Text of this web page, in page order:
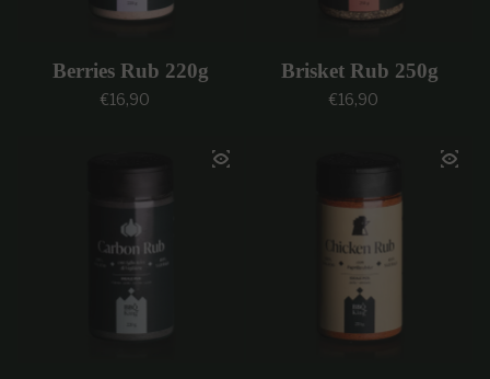
Berries Rub 220g
Prezzo regolare
€16,90
Brisket Rub 250g
Prezzo regolare
€16,90